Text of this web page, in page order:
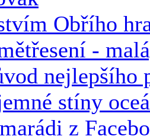
Obřího
-
nejlepšího
stíny
z